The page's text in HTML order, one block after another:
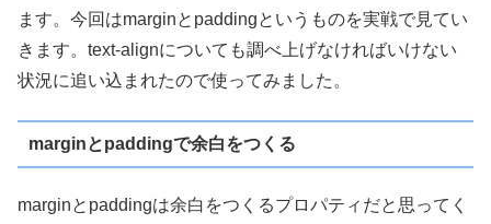
ます。今回はmarginとpaddingというものを実戦で見てい
きます。text-alignについても調べ上げなければいけない
状況に追い込まれたので使ってみました。
marginとpaddingで余白をつくる
marginとpaddingは余白をつくるプロパティだと思ってく